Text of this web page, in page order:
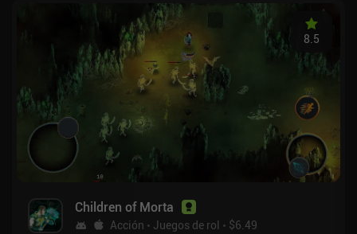
exploran un pequeño mundo... pero entonces éste
toma un giro oscuro y siniestro, y las cosas empiezan
a ponerse muy raras.
Children of Morta
Acción Juegos de rol $6.49
8.5